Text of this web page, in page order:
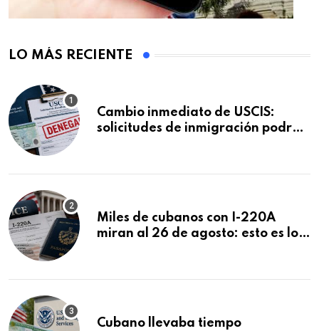
LO MÁS RECIENTE
Cambio inmediato de USCIS:
solicitudes de inmigración podrán
Miles de cubanos con I-220A
miran al 26 de agosto: esto es lo
Cubano llevaba tiempo